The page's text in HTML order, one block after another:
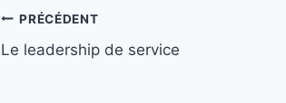
Navigation
de
PRÉCÉDENT
Le leadership de service